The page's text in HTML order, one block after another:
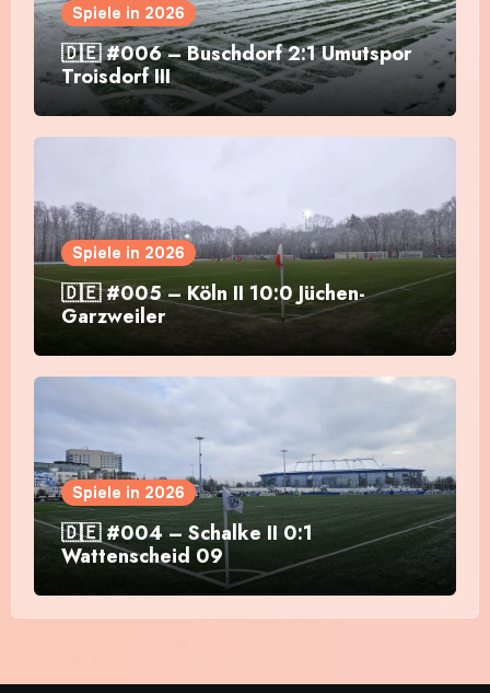
Spiele in 2026
🇩🇪 #006 – Buschdorf 2:1 Umutspor
Troisdorf III
Spiele in 2026
🇩🇪 #005 – Köln II 10:0 Jüchen-
Garzweiler
Spiele in 2026
🇩🇪 #004 – Schalke II 0:1
Wattenscheid 09